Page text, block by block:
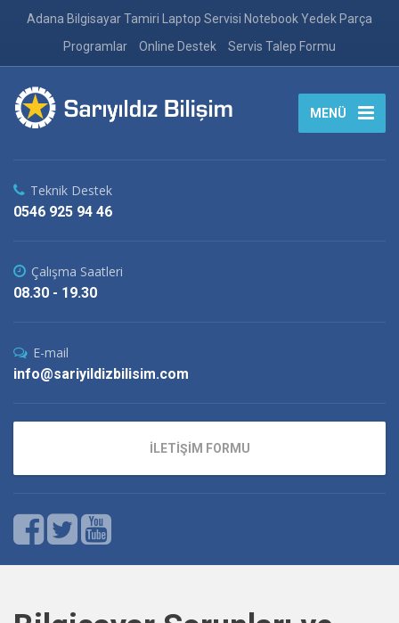
Adana Bilgisayar Tamiri Laptop Servisi Notebook Yedek Parça
Programlar
Online Destek Servis Talep Formu
MENÜ
Teknik Destek
0546 925 94 46
Çalışma Saatleri
08.30 - 19.30
E-mail
info@sariyildizbilisim.com
İLETİŞİM FORMU